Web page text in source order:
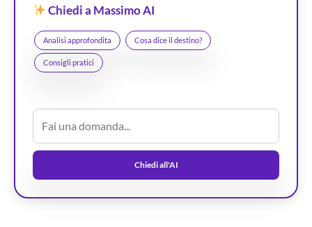
Chiedi a Massimo AI
Analisi approfondita Cosa dice il destino?
Consigli pratici
Chiedi all'AI